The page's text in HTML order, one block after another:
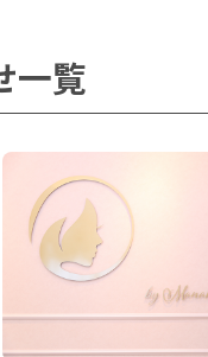
一覧